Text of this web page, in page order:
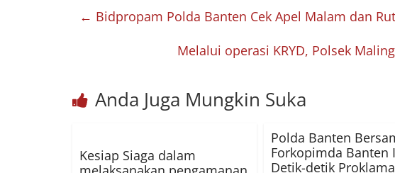
← Bidpropam Polda Banten Cek Apel Malam dan
Melalui operasi KRYD, Polsek
Anda Juga Mungkin Suka
Kesiap Siaga dalam
Polda Banten
Forkopimda Banten
Detik-detik